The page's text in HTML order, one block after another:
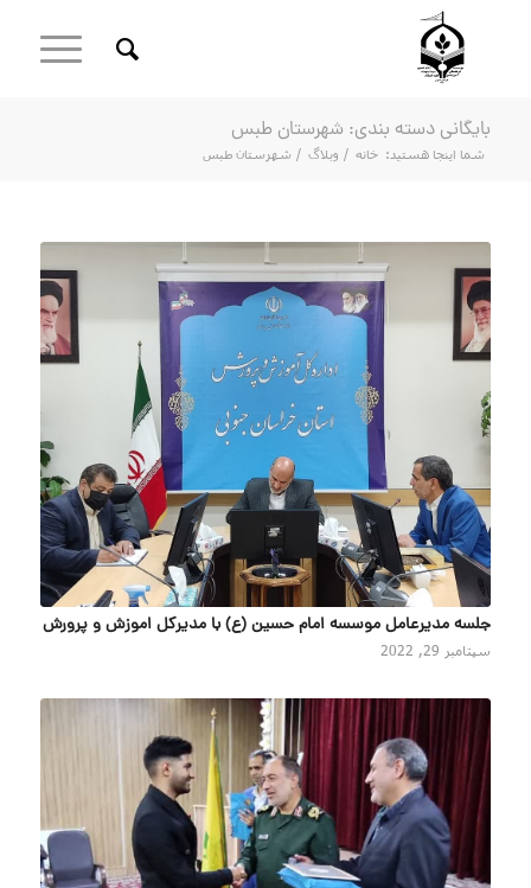
بایگانی دسته بندی: شهرستان طبس
شما اینجا هستید: خانه / وبلاگ / شهرستان طبس
جلسه مدیرعامل موسسه امام حسین (ع) با مدیرکل اموزش و پرورش
سپتامبر 29, 2022